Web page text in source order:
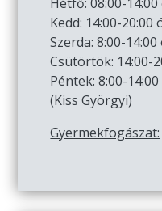
Kedd: 14:00-20:00
Szerda: 8:00-14:00
Csütörtök: 14:00-
Péntek: 8:00-
(Kiss Györgyi)
Gyermekfogászat: